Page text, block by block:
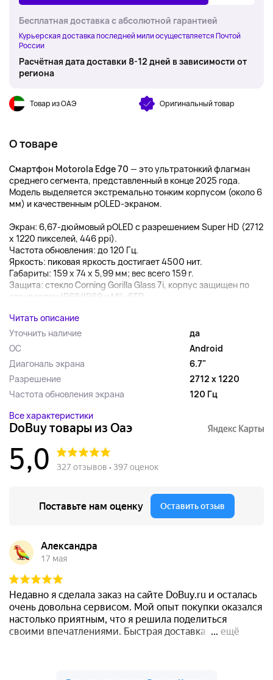
Бесплатная доставка с абсолютной гарантией
Курьерская доставка последней мили осуществляется Почтой
России
Расчётная дата доставки 8-12 дней в зависимости от
региона
Товар из ОАЭ Оригинальный товар
О товаре
Смартфон Motorola Edge 70 — это ультратонкий флагман
среднего сегмента, представленный в конце 2025 года.
Модель выделяется экстремально тонким корпусом (около 6
мм) и качественным pOLED-экраном.
Экран: 6,67-дюймовый pOLED с разрешением Super HD (2712
x 1220 пикселей, 446 ppi).
Частота обновления: до 120 Гц.
Яркость: пиковая яркость достигает 4500 нит.
Габариты: 159 x 74 x 5,99 мм; вес всего 159 г.
Защита: стекло Corning Gorilla Glass 7i, корпус защищен по
стандартам IP68/IP69 и MIL-STD...
Читать описание
Уточнить наличие
да
ОС
Android
Диагональ экрана
6.7"
Разрешение
2712 x 1220
Частота обновления экрана
120 Гц
Все характеристики